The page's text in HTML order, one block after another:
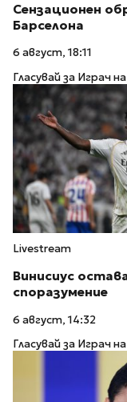
Сензационен
Барселона
6 август, 18:11
Гласувай за Играч
Livestream
Винисиус
споразумение
6 август, 14:32
Гласувай за Играч